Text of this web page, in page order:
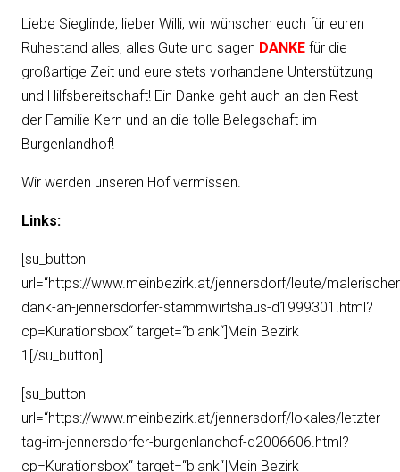
Liebe Sieglinde, lieber Willi, wir wünschen euch für euren
Ruhestand alles, alles Gute und sagen DANKE für die
großartige Zeit und eure stets vorhandene Unterstützung
und Hilfsbereitschaft! Ein Danke geht auch an den Rest
der Familie Kern und an die tolle Belegschaft im
Burgenlandhof!
Wir werden unseren Hof vermissen.
Links:
[su_button
url=“https://www.meinbezirk.at/jennersdorf/leute/
dank-an-jennersdorfer-stammwirtshaus-d1999301.html?
cp=Kurationsbox“ target=“blank“]Mein Bezirk
1[/su_button]
[su_button
url=“https://www.meinbezirk.at/jennersdorf/lokales/letzter-
tag-im-jennersdorfer-burgenlandhof-d2006606.html?
cp=Kurationsbox“ target=“blank“]Mein Bezirk